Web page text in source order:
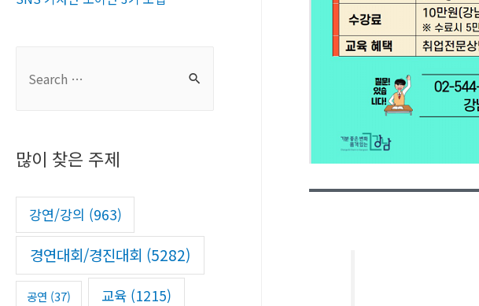
c
o
:
많이 찾은 주제
강연/강의 (963)
경연대회/경진대회 (5282)
공연 (37) 교육(1215)